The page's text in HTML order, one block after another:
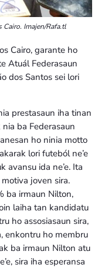
Cairo. Imajen/Rafa.tl
Cairo, garante ho
Atuál Federasaun
dos Santos sei lori
prestasaun iha tinan
ba Federasaun
ho ninia motto
lori futeból ne’e
avansu ida ne’e. Ita
joven sira.
ba irmaun Nilton,
laiha tan kandidatu
ho assosiasaun sira,
enkontru ho membru
ba irmaun Nilton atu
sira iha esperansa